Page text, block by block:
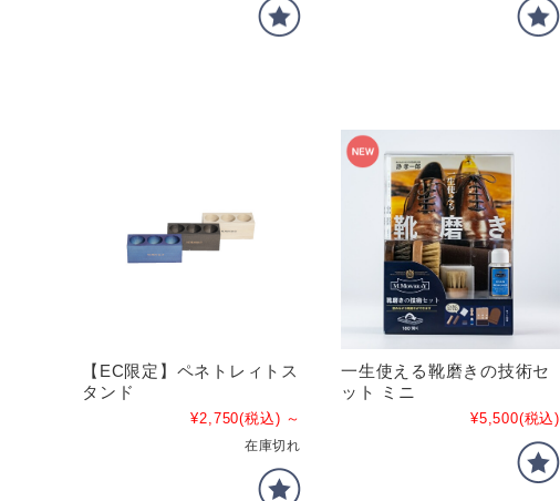
【EC限定】ペネトレィトス
タンド
¥2,750(税込) ～
在庫切れ
一生使える靴磨きの技術セ
ット ミニ
¥5,500(税込)